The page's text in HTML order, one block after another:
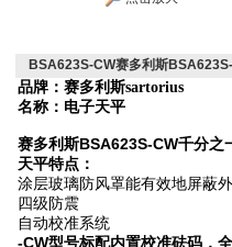
BSA623S-CW赛多利斯
品牌：赛多利斯sartorius
名称：电子天平
赛多利斯BSA623S-CW千分之
天平特点：
涂层玻璃防风罩能有效地屏蔽
四级防震
自动校准系统
-CW型号标配内置校准砝码，